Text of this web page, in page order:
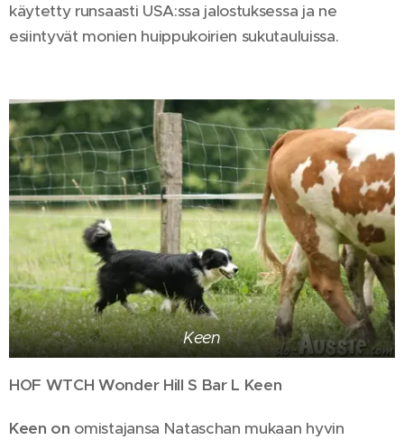
käytetty runsaasti USA:ssa jalostuksessa ja ne
esiintyvät monien huippukoirien sukutauluissa.
Keen
HOF WTCH Wonder Hill S Bar L Keen
Keen on omistajansa Nataschan mukaan hyvin